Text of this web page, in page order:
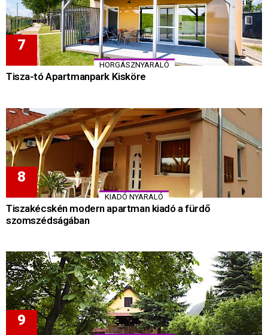
HORGÁSZNYARALÓ
Tisza-tó Apartmanpark Kisköre
KIADÓ NYARALÓ
Tiszakécskén modern apartman kiadó a fürdő
szomszédságában